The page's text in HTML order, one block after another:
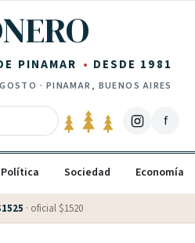
PINAMAR DESDE 1981
· PINAMAR, BUENOS AIRES
f
Política Sociedad Economía
1525 · oficial $1520